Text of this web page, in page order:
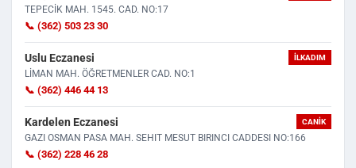
TEPECİK MAH. 1545. CAD. NO:17
📞 (362) 503 23 30
Uslu Eczanesi İLKADIM
LİMAN MAH. ÖĞRETMENLER CAD. NO:1
📞 (362) 446 44 13
Kardelen Eczanesi CANIK
GAZI OSMAN PASA MAH. SEHIT MESUT BIRINCI CADDESI NO:166
📞 (362) 228 46 28